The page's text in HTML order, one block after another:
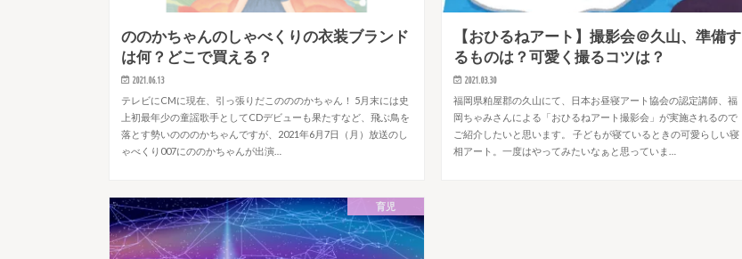
ののかちゃんのしゃべくりの衣装ブランド
は何？どこで買える？
2021.06.13
テレビにCMに現在、引っ張りだこのののかちゃん！ 5月末には史
上初最年少の童謡歌手としてCDデビューも果たすなど、飛ぶ鳥を
落とす勢いのののかちゃんですが、2021年6月7日（月）放送のし
ゃべくり007にののかちゃんが出演…
【おひるねアート】撮影会＠久山、準備す
るものは？可愛く撮るコツは？
2021.03.30
福岡県粕屋郡の久山にて、日本お昼寝アート協会の認定講師、福
岡ちゃみさんによる「おひるねアート撮影会」が実施されるので
ご紹介したいと思います。 子どもが寝ているときの可愛らしい寝
相アート。一度はやってみたいなぁと思っていま…
育児